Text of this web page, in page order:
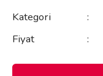
Kategori
Fiyat